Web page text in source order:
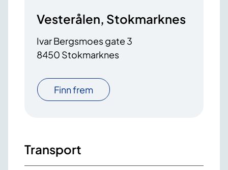
Vesterålen, Stokmarknes
Ivar Bergsmoes gate 3
8450 Stokmarknes
Finn frem
Transport